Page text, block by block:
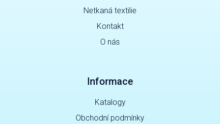
Netkaná textilie
Kontakt
O nás
Informace
Katalogy
Obchodní podmínky